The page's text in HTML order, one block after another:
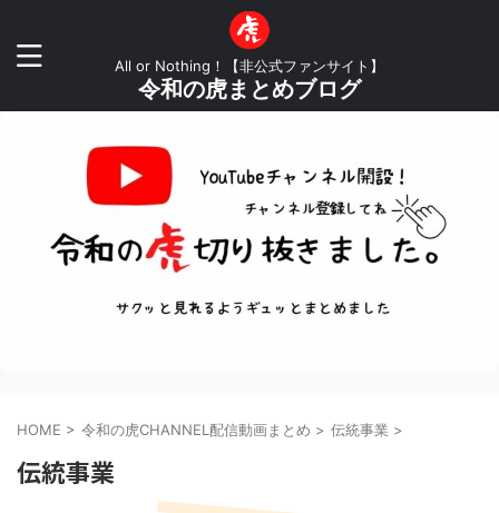
All or Nothing！【非公式ファンサイト】
令和の虎まとめブログ
HOME > 令和の虎CHANNEL配信動画まとめ > 伝統事業 >
伝統事業